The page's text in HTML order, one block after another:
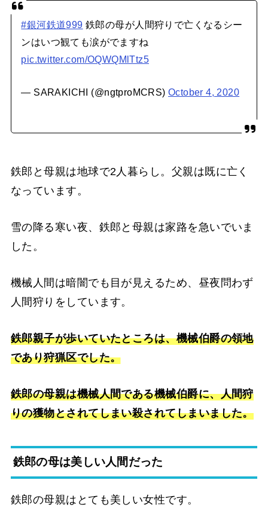
#銀河鉄道999 鉄郎の母が人間狩りで亡くなるシー
ンはいつ観ても涙がでますね
pic.twitter.com/OQWQMlTtz5
— SARAKICHI (@ngtproMCRS) October 4, 2020
鉄郎と母親は地球で2人暮らし。父親は既に亡く
なっています。
雪の降る寒い夜、鉄郎と母親は家路を急いでいま
した。
機械人間は暗闇でも目が見えるため、昼夜問わず
人間狩りをしています。
鉄郎親子が歩いていたところは、機械伯爵の領地
であり狩猟区でした。
鉄郎の母親は機械人間である機械伯爵に、人間狩
りの獲物とされてしまい殺されてしまいました。
鉄郎の母は美しい人間だった
鉄郎の母親はとても美しい女性です。